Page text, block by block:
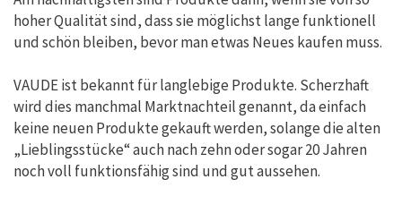
hoher Qualität sind, dass sie möglichst lange funktionell
und schön bleiben, bevor man etwas Neues kaufen muss.
VAUDE ist bekannt für langlebige Produkte. Scherzhaft
wird dies manchmal Marktnachteil genannt, da einfach
keine neuen Produkte gekauft werden, solange die alten
„Lieblingsstücke“ auch nach zehn oder sogar 20 Jahren
noch voll funktionsfähig sind und gut aussehen.